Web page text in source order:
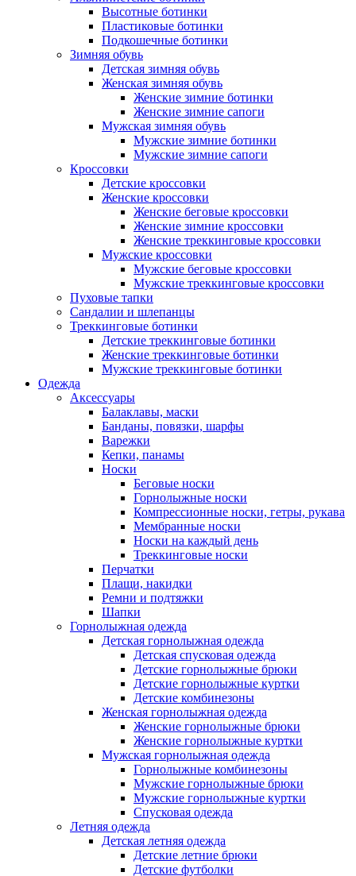
Высотные ботинки
Пластиковые ботинки
Подкошечные ботинки
Зимняя обувь
Детская зимняя обувь
Женская зимняя обувь
Женские зимние ботинки
Женские зимние сапоги
Мужская зимняя обувь
Мужские зимние ботинки
Мужские зимние сапоги
Кроссовки
Детские кроссовки
Женские кроссовки
Женские беговые кроссовки
Женские зимние кроссовки
Женские треккинговые кроссовки
Мужские кроссовки
Мужские беговые кроссовки
Мужские треккинговые кроссовки
Пуховые тапки
Сандалии и шлепанцы
Треккинговые ботинки
Детские треккинговые ботинки
Женские треккинговые ботинки
Мужские треккинговые ботинки
Одежда
Аксессуары
Балаклавы, маски
Банданы, повязки, шарфы
Варежки
Кепки, панамы
Носки
Беговые носки
Горнолыжные носки
Компрессионные носки, гетры, рукава
Мембранные носки
Носки на каждый день
Треккинговые носки
Перчатки
Плащи, накидки
Ремни и подтяжки
Шапки
Горнолыжная одежда
Детская горнолыжная одежда
Детская спусковая одежда
Детские горнолыжные брюки
Детские горнолыжные куртки
Детские комбинезоны
Женская горнолыжная одежда
Женские горнолыжные брюки
Женские горнолыжные куртки
Мужская горнолыжная одежда
Горнолыжные комбинезоны
Мужские горнолыжные брюки
Мужские горнолыжные куртки
Спусковая одежда
Летняя одежда
Детская летняя одежда
Детские летние брюки
Детские футболки